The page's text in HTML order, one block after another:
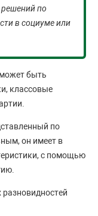
решений по
в социуме или
быть
классовые
по
он имеет в
с помощью
разновидностей